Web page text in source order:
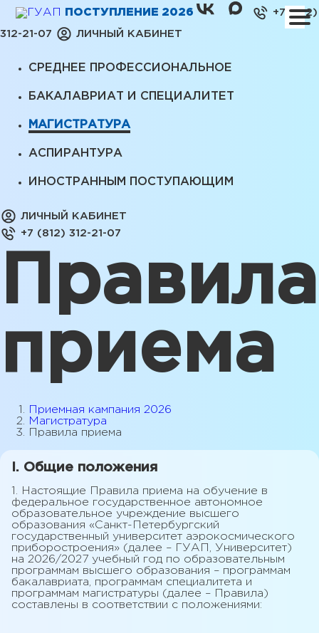
ПОСТУПЛЕНИЕ 2026 +7 (812)
312-21-07 ЛИЧНЫЙ КАБИНЕТ
СРЕДНЕЕ ПРОФЕССИОНАЛЬНОЕ
БАКАЛАВРИАТ И СПЕЦИАЛИТЕТ
МАГИСТРАТУРА
АСПИРАНТУРА
ИНОСТРАННЫМ ПОСТУПАЮЩИМ
ЛИЧНЫЙ КАБИНЕТ
+7 (812) 312-21-07
Правила
приема
Приемная кампания 2026
Магистратура
Правила приема
I. Общие положения
1. Настоящие Правила приема на обучение в
федеральное государственное автономное
образовательное учреждение высшего
образования «Санкт-Петербургский
государственный университет аэрокосмического
приборостроения» (далее – ГУАП, Университет)
на 2026/2027 учебный год по образовательным
программам высшего образования – программам
бакалавриата, программам специалитета и
программам магистратуры (далее – Правила)
составлены в соответствии с положениями: